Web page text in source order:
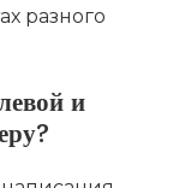
разного
и